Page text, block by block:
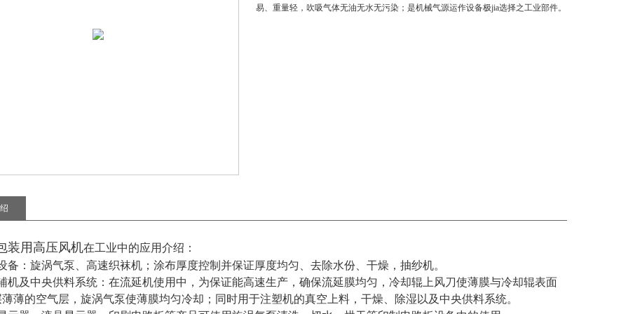
易、重量轻，吹吸气体无油无水无污染；是机械气源运作设备极jia选择之工业部件。
装用高压风机在工业中的应用介绍 ：
备：旋涡气泵、高速织袜机；涂布厚度控制并保证厚度均匀、去除水份、干燥，抽纱机。
机及中央供料系统：在流延机使用中，为保证能高速生产，确保流延膜均匀，冷却辊上风刀使薄膜与冷却辊表面
薄的空气层，旋涡气泵使薄膜均匀冷却；同时用于注塑机的真空上料，干燥、除湿以及中央供料系统。